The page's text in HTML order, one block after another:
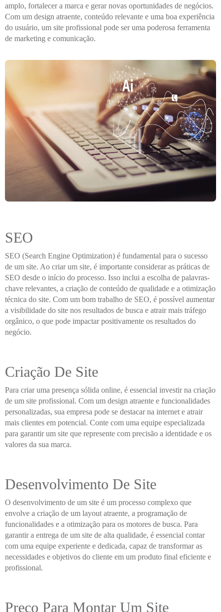
amplo, fortalecer a marca e gerar novas oportunidades de negócios.
Com um design atraente, conteúdo relevante e uma boa experiência
do usuário, um site profissional pode ser uma poderosa ferramenta
de marketing e comunicação.
SEO
SEO (Search Engine Optimization) é fundamental para o sucesso
de um site. Ao criar um site, é importante considerar as práticas de
SEO desde o início do processo. Isso inclui a escolha de palavras-
chave relevantes, a criação de conteúdo de qualidade e a otimização
técnica do site. Com um bom trabalho de SEO, é possível aumentar
a visibilidade do site nos resultados de busca e atrair mais tráfego
orgânico, o que pode impactar positivamente os resultados do
negócio.
Criação De Site
Para criar uma presença sólida online, é essencial investir na criação
de um site profissional. Com um design atraente e funcionalidades
personalizadas, sua empresa pode se destacar na internet e atrair
mais clientes em potencial. Conte com uma equipe especializada
para garantir um site que represente com precisão a identidade e os
valores da sua marca.
Desenvolvimento De Site
O desenvolvimento de um site é um processo complexo que
envolve a criação de um layout atraente, a programação de
funcionalidades e a otimização para os motores de busca. Para
garantir a entrega de um site de alta qualidade, é essencial contar
com uma equipe experiente e dedicada, capaz de transformar as
necessidades e objetivos do cliente em um produto final eficiente e
profissional.
Preço Para Montar Um Site